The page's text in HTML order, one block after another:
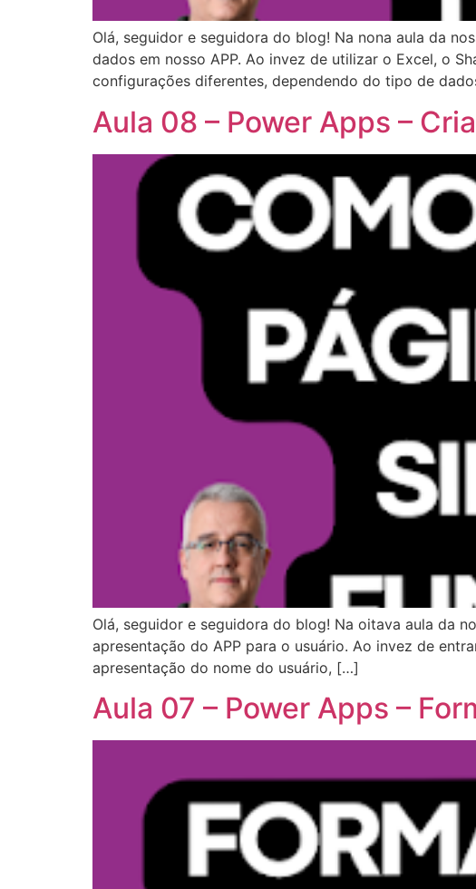
Olá, seguidor e seguidora do blog! Na nona aula da
dados em nosso APP. Ao invez de utilizar o Excel, o
configurações diferentes, dependendo do tipo de
Aula 08 – Power Apps –
Olá, seguidor e seguidora do blog! Na oitava aula da
apresentação do APP para o usuário. Ao invez de
apresentação do nome do usuário, […]
Aula 07 – Power Apps –